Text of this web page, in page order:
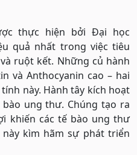
thực hiện bởi Đại học
quả nhất trong việc tiêu
ruột kết. Những củ hành
và Anthocyanin cao – hai
này. Hành tây kích hoạt
ung thư. Chúng tạo ra
khiến các tế bào ung thư
kìm hãm sự phát triển